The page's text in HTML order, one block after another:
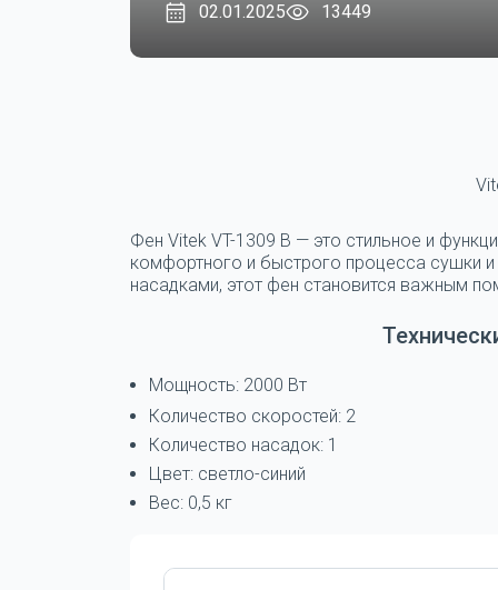
02.01.2025 13449
Фен Vitek VT-1309 B — это стильное и
комфортного и быстрого процесса сушки
насадками, этот фен становится важным
Мощность: 2000 Вт
Количество скоростей: 2
Количество насадок: 1
Цвет: светло-синий
Вес: 0,5 кг